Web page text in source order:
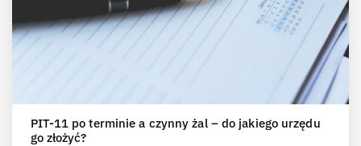
PIT-11 po terminie a czynny żal – do jakiego urzędu
go złożyć?